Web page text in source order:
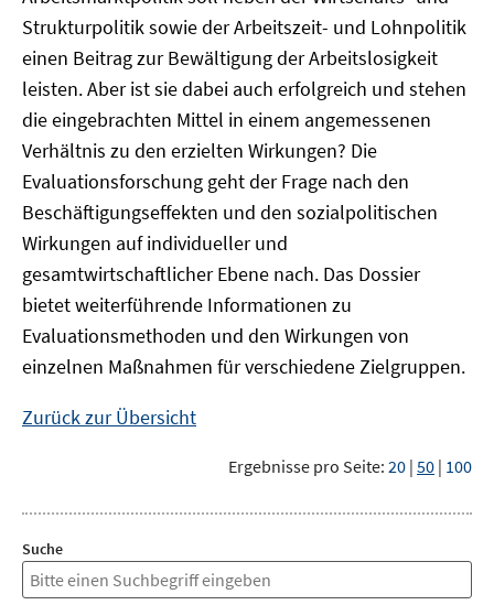
Strukturpolitik sowie der Arbeitszeit- und Lohnpolitik
einen Beitrag zur Bewältigung der Arbeitslosigkeit
leisten. Aber ist sie dabei auch erfolgreich und stehen
die eingebrachten Mittel in einem angemessenen
Verhältnis zu den erzielten Wirkungen? Die
Evaluationsforschung geht der Frage nach den
Beschäftigungseffekten und den sozialpolitischen
Wirkungen auf individueller und
gesamtwirtschaftlicher Ebene nach. Das Dossier
bietet weiterführende Informationen zu
Evaluationsmethoden und den Wirkungen von
einzelnen Maßnahmen für verschiedene Zielgruppen.
Zurück zur Übersicht
Ergebnisse pro Seite: 20 | 50 | 100
Suche